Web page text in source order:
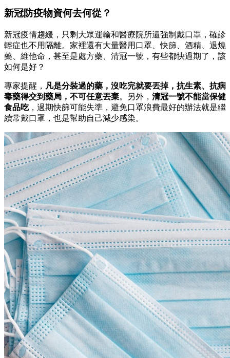
新冠防疫物資何去何從？
新冠疫情趨緩，只剩大眾運輸和醫療院所還強制戴口罩，確診
輕症也不用隔離。家裡還有大量醫用口罩、快篩、酒精、退燒
藥、維他命，甚至是處方藥、清冠一號，有些都快過期了，該
如何是好？
專家提醒， 凡是分裝過的藥，沒吃完就要丟掉，抗生素、抗病
毒藥得交到藥局，不可任意丟棄。另外， 清冠一號不能當保健
食品吃，過期快篩可能失準，避免口罩浪費最好的辦法就是繼
續常戴口罩，也是幫助自己減少感染。